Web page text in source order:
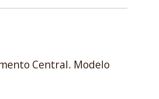
Central. Modelo